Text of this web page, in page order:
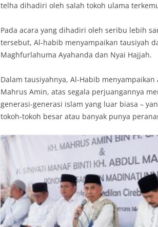
telha dihadiri oleh salah tokoh ulama
Pada acara yang dihadiri oleh seribu lebih
tersebut, Al-habib menyampaikan tausiyah
Maghfurlahuma Ayahanda dan Nyai Hajjah.
Dalam tausiyahnya, Al-Habib
Mahrus Amin, atas segala perjuangannya
generasi-generasi islam yang luar biasa –
tokoh-tokoh besar atau banyak punya